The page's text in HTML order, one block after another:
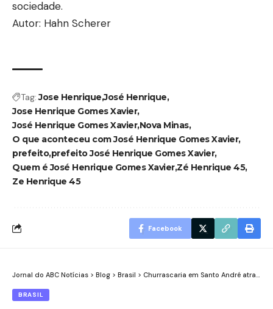
sociedade.
Autor: Hahn Scherer
Tag: Jose Henrique José Henrique
Jose Henrique Gomes Xavier
José Henrique Gomes XavierNova Minas
O que aconteceu com José Henrique Gomes Xavier
prefeitoprefeito José Henrique Gomes Xavier
Quem é José Henrique Gomes XavierZé Henrique 45
Ze Henrique 45
Facebook
Jornal do ABC Notícias > Blog > Brasil > Churrascaria em Santo André atrai famílias com descontos especiais e ambiente pensado para crianças
BRASIL